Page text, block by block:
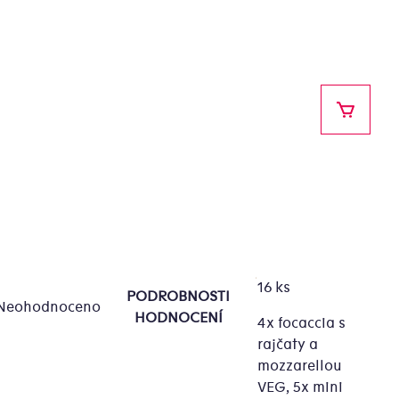
PODROBNOSTI
HODNOCENÍ
16 ks
4x focaccia s
rajčaty a
mozzarellou
VEG, 5x mini